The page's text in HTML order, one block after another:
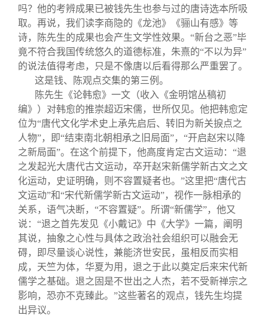
吗？他的考辨成果已被钱先生也参与过的唐诗选本所吸
取。再说，我们读李商隐的《龙池》《骊山有感》等
诗，陈先生的成果也会产生文学性效果。“新台之恶”毕
竟不符合我国传统悠久的道德标准，朱熹的“不以为异”
的说法值得考虑，只是不像唐以后看得那么严重罢了。
这是钱、陈观点交集的第三例。
陈先生《论韩愈》一文（收入《金明馆丛稿初
编》）对韩愈的推崇超迈宋儒，世所仅见。他把韩愈定
位为“唐代文化学术史上承先启后、转旧为新关捩点之
人物”，即“结束南北朝相承之旧局面”，“开启赵宋以降
之新局面”。在这个前提下，他高度肯定古文运动：“退
之发起光大唐代古文运动，卒开赵宋新儒学新古文之文
化运动，史证明确，则不容置疑者也。”这里把“唐代古
文运动”和“宋代新儒学新古文运动”，视作一脉相承的
关系，语气决断，“不容置疑”。所谓“新儒学”，他又
说：“退之首先发见《小戴记》中《大学》一篇，阐明
其说，抽象之心性与具体之政治社会组织可以融会无
碍，即尽量谈心说性，兼能济世安民，虽相反而实相
成，天竺为体，华夏为用，退之于此以奠定后来宋代新
儒学之基础。退之固是不世出之人杰，若不受新禅宗之
影响，恐亦不克臻此。”这些著名的观点，钱先生均提
出异议。